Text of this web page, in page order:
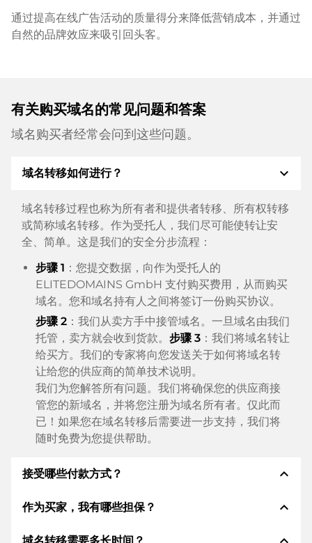
通过提高在线广告活动的质量得分来降低营销成本，并通过
自然的品牌效应来吸引回头客。
有关购买域名的常见问题和答案
域名购买者经常会问到这些问题。
域名转移如何进行？ expand_more
域名转移过程也称为所有者和提供者转移、所有权转移
或简称域名转移。作为受托人，我们尽可能使转让安
全、简单。这是我们的安全分步流程：
步骤 1 ：您提交数据，向作为受托人的
ELITEDOMAINS GmbH 支付购买费用，从而购买
域名。您和域名持有人之间将签订一份购买协议。
步骤 2 ：我们从卖方手中接管域名。一旦域名由我们
托管，卖方就会收到货款。 步骤 3 ：我们将域名转让
给买方。我们的专家将向您发送关于如何将域名转
让给您的供应商的简单技术说明。
我们为您解答所有问题。我们将确保您的供应商接
管您的新域名，并将您注册为域名所有者。仅此而
已！如果您在域名转移后需要进一步支持，我们将
随时免费为您提供帮助。
接受哪些付款方式？ expand_less
我们使用 SEPA 作为预付费，并使用 STRIPE 作为支
作为买家，我有哪些担保？ expand_less